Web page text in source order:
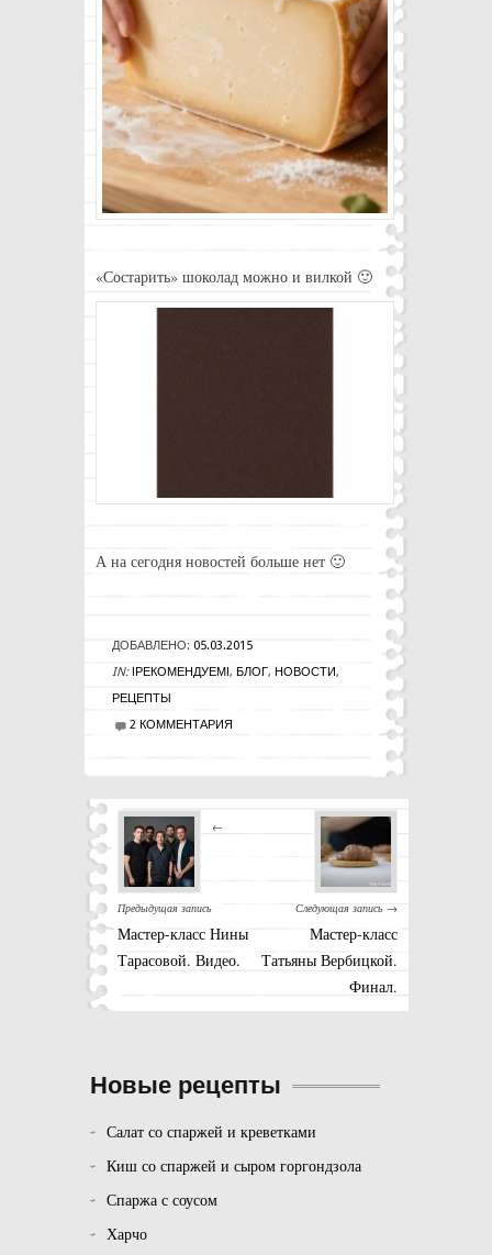
«Состарить» шоколад можно и вилкой 🙂
А на сегодня новостей больше нет 🙂
ДОБАВЛЕНО: 05.03.2015
IN: !РЕКОМЕНДУЕМ!, БЛОГ, НОВОСТИ,
РЕЦЕПТЫ
2 КОММЕНТАРИЯ
←
Предыдущая запись
Мастер-класс Нины
Тарасовой. Видео.
Следующая запись →
Мастер-класс
Татьяны Вербицкой.
Финал.
Новые рецепты
Салат со спаржей и креветками
Киш со спаржей и сыром горгондзола
Спаржа с соусом
Харчо